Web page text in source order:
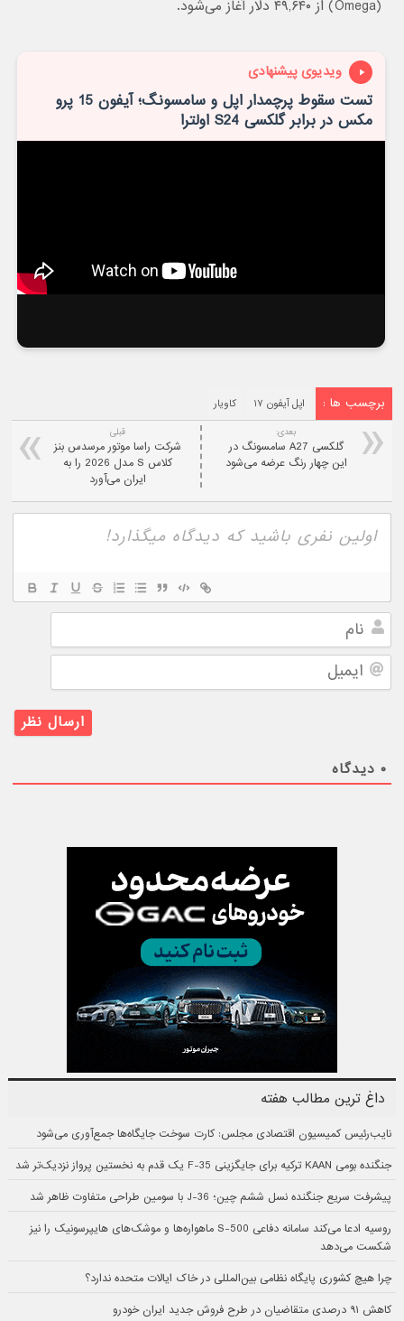
(Omega) از ۴۹,۶۴۰ دلار آغاز می‌شود.
ویدیوی پیشنهادی
تست سقوط پرچمدار اپل و سامسونگ؛ آیفون 15 پرو
مکس در برابر گلکسی S24 اولترا
برچسب ها : اپل آیفون ۱۷ کاویار
قبلی
شرکت راسا موتور مرسدس بنز
کلاس S مدل 2026 را به
ایران می‌آورد
بعدی:
گلکسی A27 سامسونگ در
این چهار رنگ عرضه می‌شود
نام
ایمیل
۰ دیدگاه
داغ ترین مطالب هفته
نایب‌رئیس کمیسیون اقتصادی مجلس: کارت سوخت جایگاه‌ها جمع‌آوری می‌شود
جنگنده بومی KAAN ترکیه برای جایگزینی F-35 یک قدم به نخستین پرواز نزدیک‌تر شد
پیشرفت سریع جنگنده نسل ششم چین؛ J-36 با سومین طراحی متفاوت ظاهر شد
روسیه ادعا می‌کند سامانه دفاعی S-500 ماهواره‌ها و موشک‌های هایپرسونیک را نیز
شکست می‌دهد
چرا هیچ کشوری پایگاه نظامی بین‌المللی در خاک ایالات متحده ندارد؟
کاهش ۹۱ درصدی متقاضیان در طرح فروش جدید ایران خودرو